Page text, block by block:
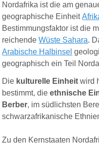
Nordafrika ist die am
geographische Einheit
Bestimmungsfaktor ist die
reichendeWüste Sahara.
Arabische Halbinsel
geographisch ein Teil
Die kulturelle Einheit wird
bestimmt, dieethnische
Berber, im südlichsten
schwarzafrikanische
Zu den Kernstaaten